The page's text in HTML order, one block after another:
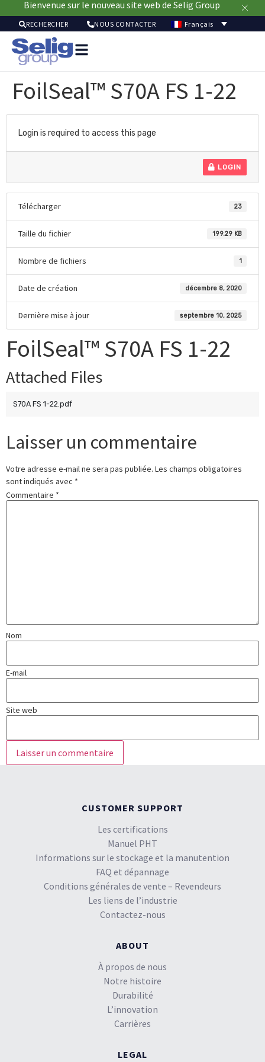
Bienvenue sur le nouveau site web de Selig Group
RECHERCHER NOUS CONTACTER Français
FoilSeal™ S70A FS 1-22
Login is required to access this page
LOGIN
Télécharger 23
Taille du fichier 199.29 KB
Nombre de fichiers 1
Date de création décembre 8, 2020
Dernière mise à jour septembre 10, 2025
FoilSeal™ S70A FS 1-22
Attached Files
S70A FS 1-22.pdf
Laisser un commentaire
Votre adresse e-mail ne sera pas publiée. Les champs obligatoires
sont indiqués avec *
Commentaire *
Nom
E-mail
Site web
CUSTOMER SUPPORT
Les certifications
Manuel PHT
Informations sur le stockage et la manutention
FAQ et dépannage
Conditions générales de vente – Revendeurs
Les liens de l’industrie
Contactez-nous
ABOUT
À propos de nous
Notre histoire
Durabilité
L’innovation
Carrières
LEGAL